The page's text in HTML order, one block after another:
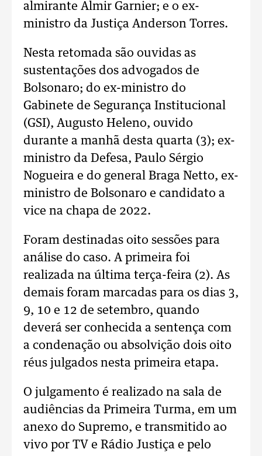
almirante Almir Garnier; e o ex-
ministro da Justiça Anderson Torres.
Nesta retomada são ouvidas as
sustentações dos advogados de
Bolsonaro; do ex-ministro do
Gabinete de Segurança Institucional
(GSI), Augusto Heleno, ouvido
durante a manhã desta quarta (3); ex-
ministro da Defesa, Paulo Sérgio
Nogueira e do general Braga Netto, ex-
ministro de Bolsonaro e candidato a
vice na chapa de 2022.
Foram destinadas oito sessões para
análise do caso. A primeira foi
realizada na última terça-feira (2). As
demais foram marcadas para os dias 3,
9, 10 e 12 de setembro, quando
deverá ser conhecida a sentença com
a condenação ou absolvição dois oito
réus julgados nesta primeira etapa.
O julgamento é realizado na sala de
audiências da Primeira Turma, em um
anexo do Supremo, e transmitido ao
vivo por TV e Rádio Justiça e pelo